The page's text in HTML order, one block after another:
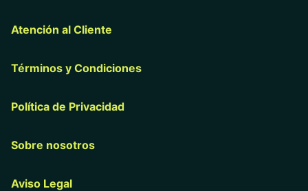
Atención al Cliente
Términos y Condiciones
Política de Privacidad
Sobre nosotros
Aviso Legal